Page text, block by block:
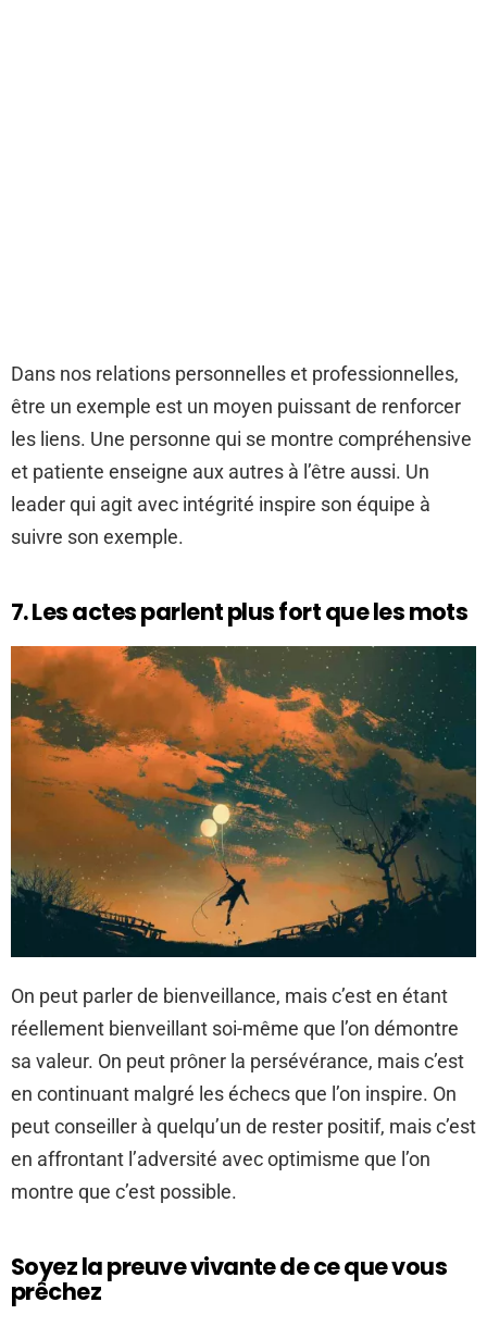
Dans nos relations personnelles et professionnelles,
être un exemple est un moyen puissant de renforcer
les liens. Une personne qui se montre compréhensive
et patiente enseigne aux autres à l’être aussi. Un
leader qui agit avec intégrité inspire son équipe à
suivre son exemple.
7. Les actes parlent plus fort que les mots
On peut parler de bienveillance, mais c’est en étant
réellement bienveillant soi-même que l’on démontre
sa valeur. On peut prôner la persévérance, mais c’est
en continuant malgré les échecs que l’on inspire. On
peut conseiller à quelqu’un de rester positif, mais c’est
en affrontant l’adversité avec optimisme que l’on
montre que c’est possible.
Soyez la preuve vivante de ce que vous
prêchez